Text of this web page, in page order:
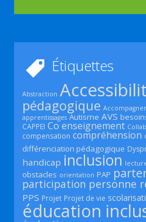
Étiquettes
Abstraction
pédagogique
apprentissages Autisme AVS
CAPPEI Co enseignement
compensation compréhension
différenciation pédagogique
handicap inclusion
obstacles orientation PAP
participation personne
PPS Projet Projet de vie
éducation